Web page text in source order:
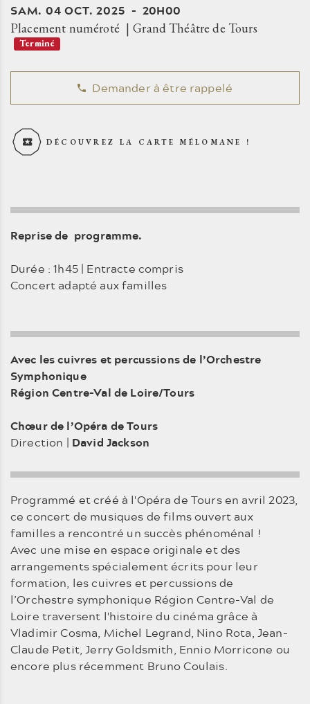
SAM. 04 OCT. 2025 20H00
Placement numéroté Grand Théâtre de Tours
Terminé
Demander à être rappelé
DÉCOUVREZ LA CARTE MÉLOMANE !
Reprise de programme.
Durée : 1h45 | Entracte compris
Concert adapté aux familles
Avec les cuivres et percussions de l’Orchestre
Symphonique
Région Centre-Val de Loire/Tours
Chœur de l’Opéra de Tours
Direction | David Jackson
Programmé et créé à l'Opéra de Tours en avril 2023,
ce concert de musiques de films ouvert aux
familles a rencontré un succès phénoménal !
Avec une mise en espace originale et des
arrangements spécialement écrits pour leur
formation, les cuivres et percussions de
l’Orchestre symphonique Région Centre-Val de
Loire traversent l'histoire du cinéma grâce à
Vladimir Cosma, Michel Legrand, Nino Rota, Jean-
Claude Petit, Jerry Goldsmith, Ennio Morricone ou
encore plus récemment Bruno Coulais.